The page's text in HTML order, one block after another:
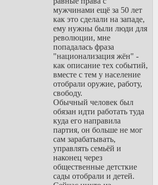
низкий возраст будет в
нестабильных помойках
3-го мира где постоянно
идёт война, конкуренция
за главного на этой
территории.
мужчинами ещё за 50 лет
как это сделали на западе,
ему нужны были люди для
революции, мне
попадалась фраза
"национализация жён" -
как описание тех событий,
вместе с тем у население
отобрали оружие, работу,
свободу.
Обычный человек был
обязан идти работать туда
куда его направила
партия, он больше не мог
сам зарабатывать,
управлять семьёй и
наконец через
общественные детсткие
сады отобрали и детей.